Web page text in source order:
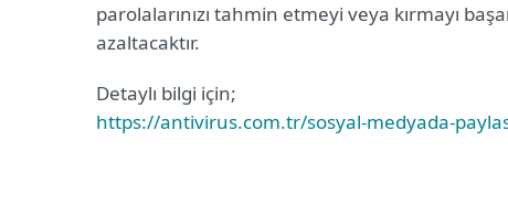
parolalarınızı tahmin etmeyi veya kırmayı
azaltacaktır.
Detaylı bilgi için;
https://antivirus.com.tr/sosyal-medyada-